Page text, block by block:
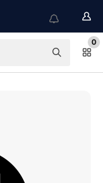
0